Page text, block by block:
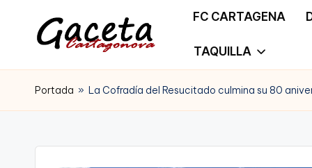
Saltar
al
G
a
e
Gaceta
Cartagonova,
FC CARTAGENA
TAQUILLA
Portada » La Cofradía del Resucitado culmina su 80